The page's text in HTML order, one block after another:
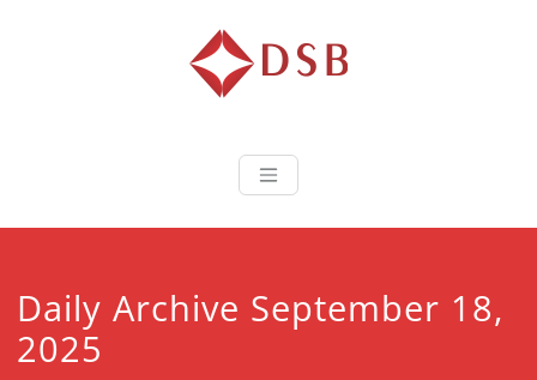
Diorama
Daily Archive September 18,
2025